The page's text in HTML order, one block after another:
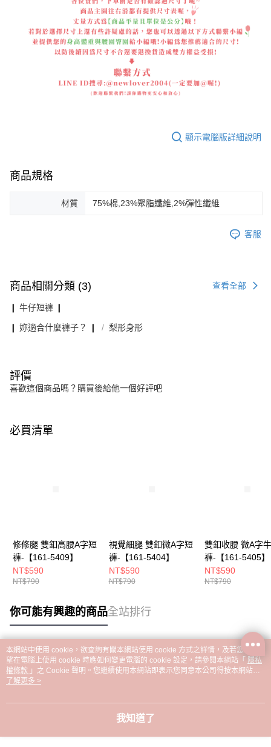
顯示電腦版詳細說明
商品規格
材質 75%棉,23%聚脂纖維,2%彈性纖維
客服
商品相關分類 (3) 查看全部
❙ 牛仔短褲 ❙
❙ 妳適合什麼褲子？ ❙ 梨形身形
評價
喜歡這個商品嗎？購買後給他一個好評吧
必買清單
修修腿 雙釦高腰A字短
褲-【161-5409】
NT$590
NT$790
視覺細腿 雙釦微A字短
褲-【161-5404】
NT$590
NT$790
雙釦收腰 微A字
褲-【161-5405】
NT$590
NT$790
你可能有興趣的商品全站排行
熱門標籤
本網站中使用 cookie，欲查詢有關本網站使用 cookie 方式之詳情，及若您不希
望在電腦上使用 cookie 時應如何變更電腦的 cookie 設定，請參閱本網站「 隱私
權條款 」之 Cookie 聲明。您繼續使用本網站即表示您同意本公司得按本網站使
用條款之 Cookie 聲明使用 cookie。
了解更多 >
我知道了